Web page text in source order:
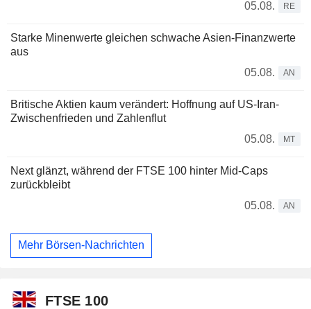
05.08. RE
Starke Minenwerte gleichen schwache Asien-Finanzwerte
aus
05.08.
AN
Britische Aktien kaum verändert: Hoffnung auf US-Iran-
Zwischenfrieden und Zahlenflut
05.08.
MT
Next glänzt, während der FTSE 100 hinter Mid-Caps
zurückbleibt
05.08.
AN
Mehr Börsen-Nachrichten
FTSE 100